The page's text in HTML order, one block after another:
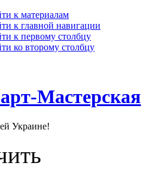
к материалам
к главной навигации
к первому столбцу
ко второму столбцу
Мастерская
Украине!